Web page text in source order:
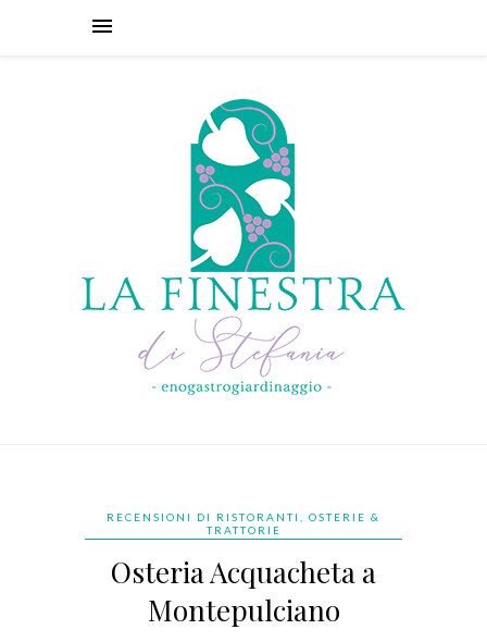
RECENSIONI DI RISTORANTI, OSTERIE &
TRATTORIE
Osteria Acquacheta a
Montepulciano